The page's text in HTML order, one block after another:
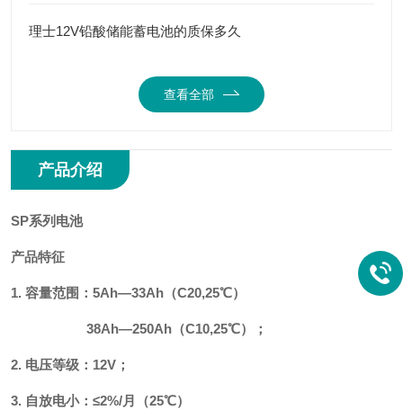
理士12V铅酸储能蓄电池的质保多久
查看全部
产品介绍
SP系列电池
产品特征
1. 容量范围：5Ah—33Ah（C20,25℃）
38Ah—250Ah（C10,25℃）；
2. 电压等级：12V；
3. 自放电小：≤2%/月（25℃）